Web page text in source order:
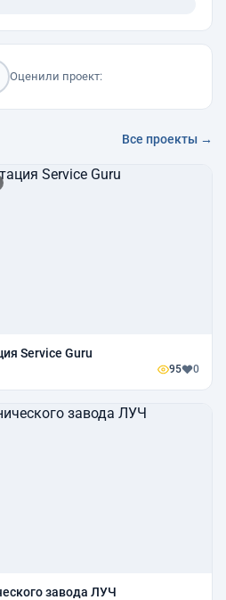
Оценили проект:
Все проекты →
Service Guru
95 0
завода ЛУЧ